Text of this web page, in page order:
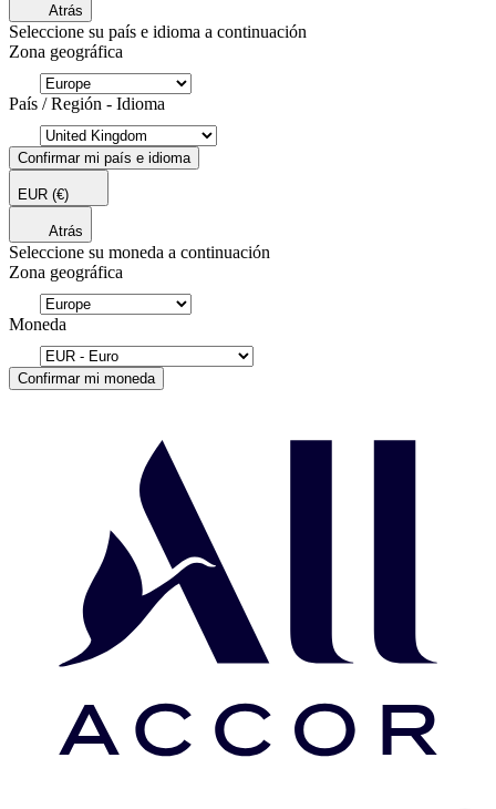
Atrás
Seleccione su país e idioma a continuación
Zona geográfica
País / Región - Idioma
Confirmar mi país e idioma
EUR (€)
Atrás
Seleccione su moneda a continuación
Zona geográfica
Moneda
Confirmar mi moneda